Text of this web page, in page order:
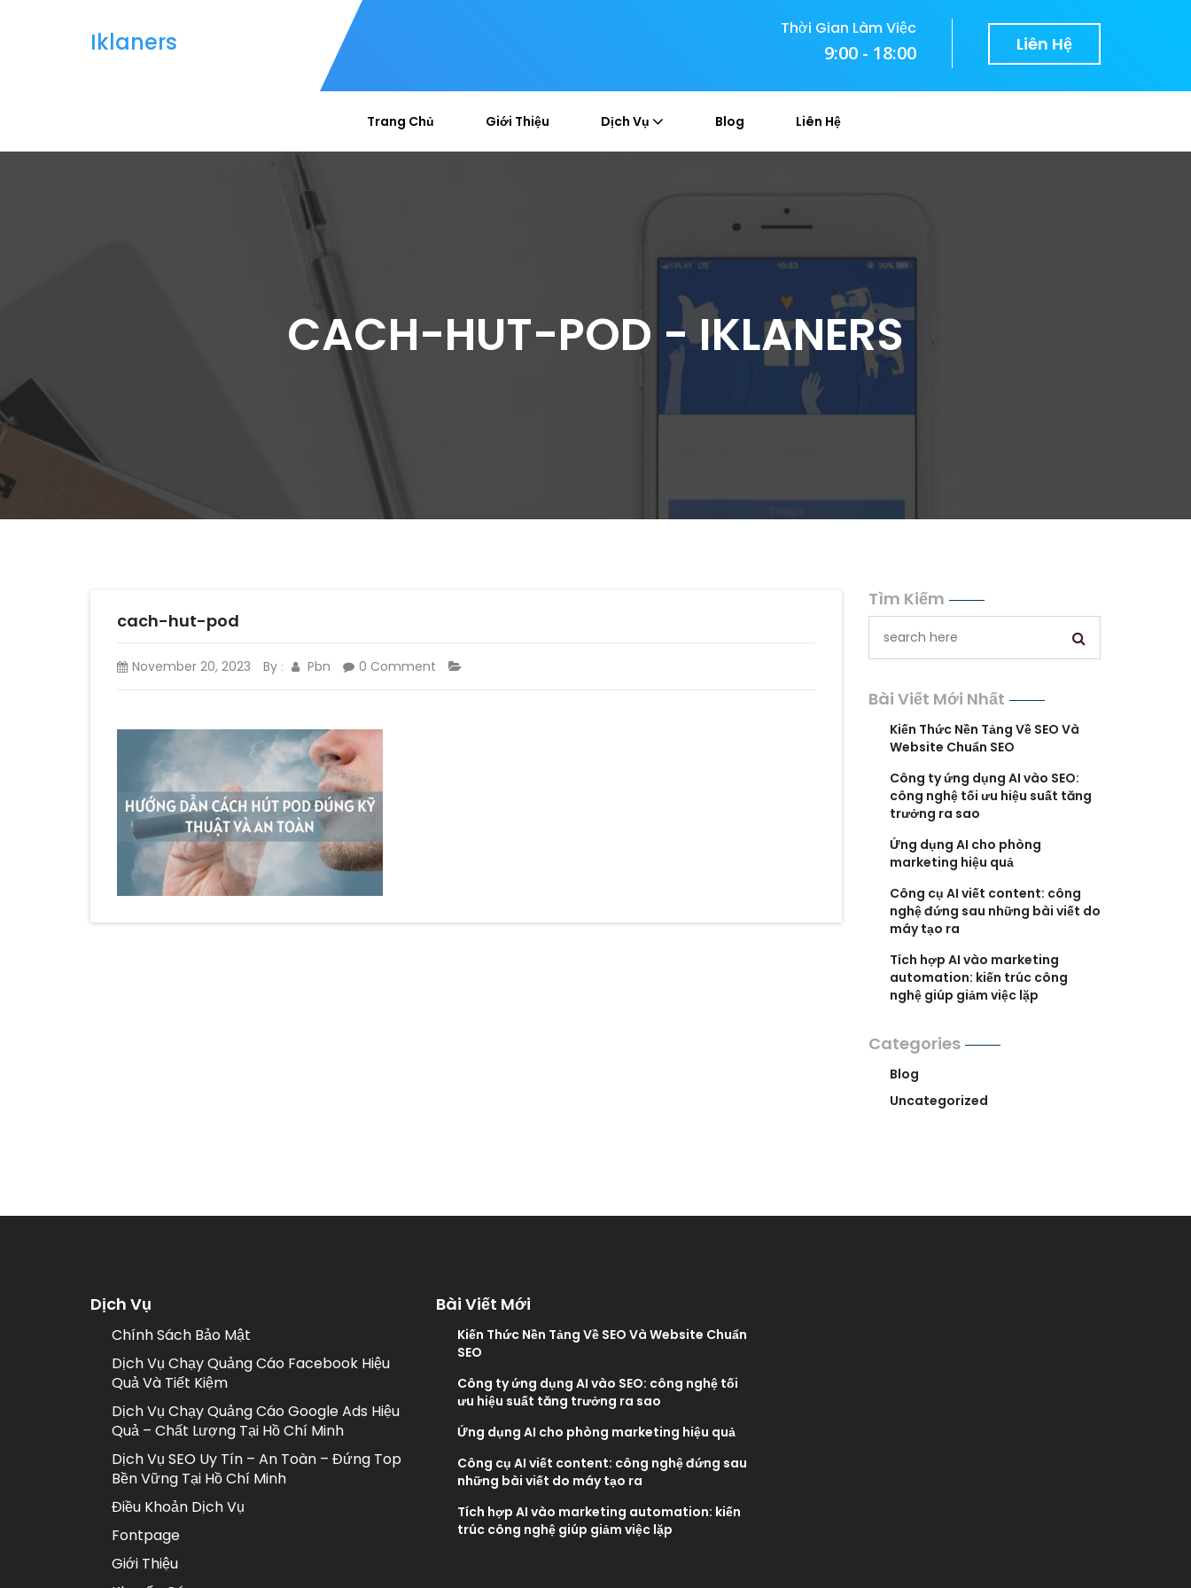
Iklaners Thời Gian Làm Việc
9:00 - 18:00 Liên Hệ
Trang Chủ Giới Thiệu Dịch Vụ Blog Liên Hệ
CACH-HUT-POD - IKLANERS
cach-hut-pod
November 20, 2023 By : Pbn 0 Comment
Tìm Kiếm
Bài Viết Mới Nhất
Kiến Thức Nền Tảng Về SEO Và
Website Chuẩn SEO
Công ty ứng dụng AI vào SEO:
công nghệ tối ưu hiệu suất tăng
trưởng ra sao
Ứng dụng AI cho phòng
marketing hiệu quả
Công cụ AI viết content: công
nghệ đứng sau những bài viết do
máy tạo ra
Tích hợp AI vào marketing
automation: kiến trúc công
nghệ giúp giảm việc lặp
Categories
Blog
Uncategorized
Dịch Vụ
Chính Sách Bảo Mật
Dịch Vụ Chạy Quảng Cáo Facebook Hiệu
Quả Và Tiết Kiệm
Dịch Vụ Chạy Quảng Cáo Google Ads Hiệu
Quả – Chất Lượng Tại Hồ Chí Minh
Dịch Vụ SEO Uy Tín – An Toàn – Đứng Top
Bền Vững Tại Hồ Chí Minh
Điều Khoản Dịch Vụ
Fontpage
Giới Thiệu
Bài Viết Mới
Kiến Thức Nền Tảng Về SEO Và Website Chuẩn
SEO
Công ty ứng dụng AI vào SEO: công nghệ tối
ưu hiệu suất tăng trưởng ra sao
Ứng dụng AI cho phòng marketing hiệu quả
Công cụ AI viết content: công nghệ đứng sau
những bài viết do máy tạo ra
Tích hợp AI vào marketing automation: kiến
trúc công nghệ giúp giảm việc lặp